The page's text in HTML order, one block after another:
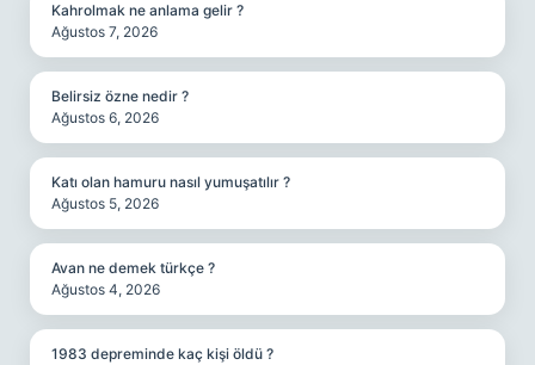
Kahrolmak ne anlama gelir ?
Ağustos 7, 2026
Belirsiz özne nedir ?
Ağustos 6, 2026
Katı olan hamuru nasıl yumuşatılır ?
Ağustos 5, 2026
Avan ne demek türkçe ?
Ağustos 4, 2026
1983 depreminde kaç kişi öldü ?